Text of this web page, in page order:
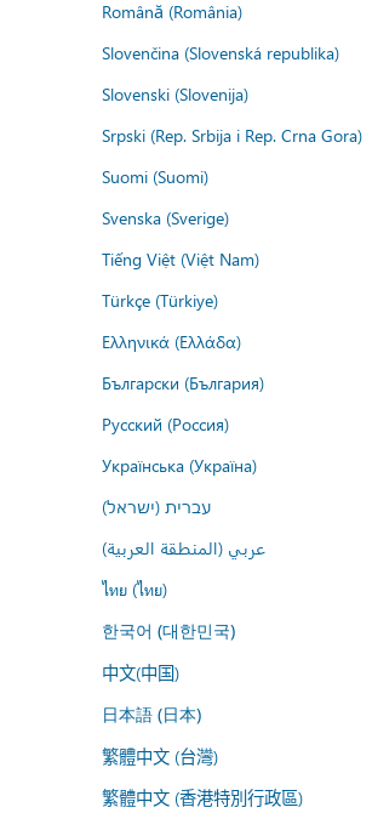
Română (România)
Slovenčina (Slovenská republika)
Slovenski (Slovenija)
Srpski (Rep. Srbija i Rep. Crna Gora)
Suomi (Suomi)
Svenska (Sverige)
Tiếng Việt (Việt Nam)
Türkçe (Türkiye)
Ελληνικά (Ελλάδα)
Български (България)
Русский (Россия)
Українська (Україна)
עברית (ישראל)
عربي (المنطقة العربية)
ไทย (ไทย)
한국어 (대한민국)
中文(中国)
日本語 (日本)
繁體中文 (台灣)
繁體中文 (香港特別行政區)